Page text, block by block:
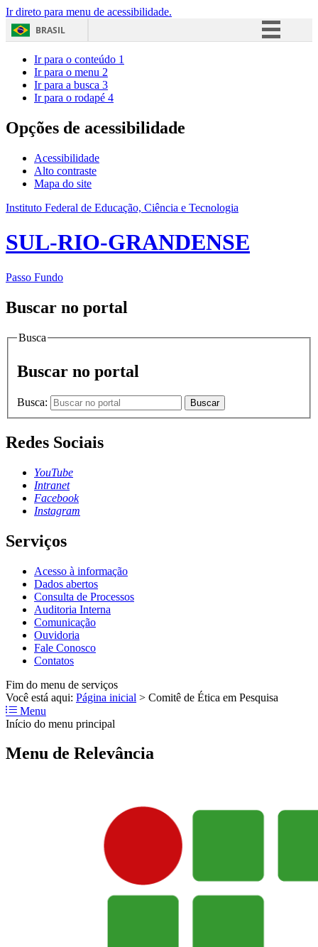
Ir direto para menu de acessibilidade.
BRASIL
Acesso à informação
Ir para o conteúdo 1
Ir para o menu 2
Ir para a busca 3
Ir para o rodapé 4
Opções de acessibilidade
Acessibilidade
Alto contraste
Mapa do site
Instituto Federal de Educação, Ciência e Tecnologia
SUL-RIO-GRANDENSE
Passo Fundo
Buscar no portal
Busca
Buscar no portal
Busca: Buscar
Redes Sociais
YouTube
Intranet
Facebook
Instagram
Serviços
Acesso à informação
Dados abertos
Consulta de Processos
Auditoria Interna
Comunicação
Ouvidoria
Fale Conosco
Contatos
Fim do menu de serviços
Você está aqui: Página inicial > Comitê de Ética em Pesquisa
Menu
Início do menu principal
Menu de Relevância